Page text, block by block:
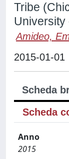
Tribe
University
Amideo,
2015-01-01
Scheda
Scheda
Anno
2015